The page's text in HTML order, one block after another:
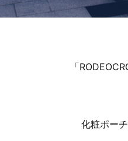
「
化粧ポー